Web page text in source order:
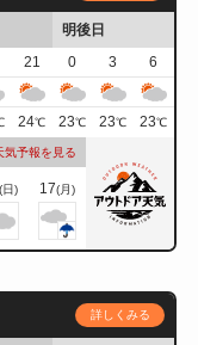
明後日
21 0 3
6
24℃ 23℃ 23℃ 23℃
気予報を見る
(日) 17(月)
詳しくみる